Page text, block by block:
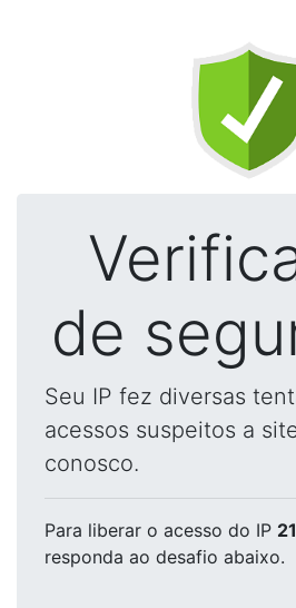
de
Seu IP fez diversas
acessos suspeitos a
conosco.
Para liberar o acesso do IP
responda ao desafio abaixo.